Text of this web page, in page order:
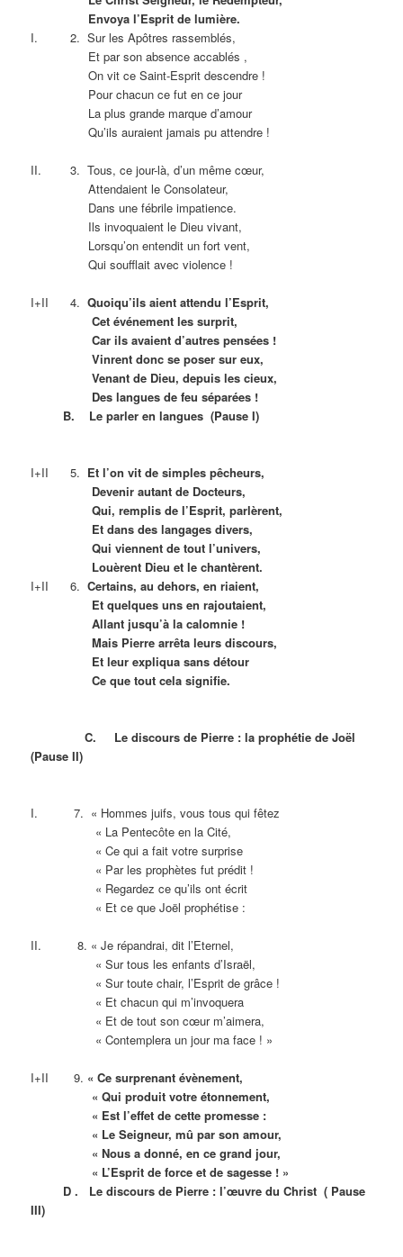
Envoya l’Esprit de lumière.
I. 2. Sur les Apôtres rassemblés,
Et par son absence accablés ,
On vit ce Saint-Esprit descendre !
Pour chacun ce fut en ce jour
La plus grande marque d’amour
Qu’ils auraient jamais pu attendre !
II. 3. Tous, ce jour-là, d’un même cœur,
Attendaient le Consolateur,
Dans une fébrile impatience.
Ils invoquaient le Dieu vivant,
Lorsqu’on entendit un fort vent,
Qui soufflait avec violence !
I+II 4. Quoiqu’ils aient attendu l’Esprit,
Cet événement les surprit,
Car ils avaient d’autres pensées !
Vinrent donc se poser sur eux,
Venant de Dieu, depuis les cieux,
Des langues de feu séparées !
B. Le parler en langues (Pause I)
I+II 5. Et l’on vit de simples pêcheurs,
Devenir autant de Docteurs,
Qui, remplis de l’Esprit, parlèrent,
Et dans des langages divers,
Qui viennent de tout l’univers,
Louèrent Dieu et le chantèrent.
I+II 6. Certains, au dehors, en riaient,
Et quelques uns en rajoutaient,
Allant jusqu’à la calomnie !
Mais Pierre arrêta leurs discours,
Et leur expliqua sans détour
Ce que tout cela signifie.
C. Le discours de Pierre : la prophétie de Joël
(Pause II)
I. 7. « Hommes juifs, vous tous qui fêtez
« La Pentecôte en la Cité,
« Ce qui a fait votre surprise
« Par les prophètes fut prédit !
« Regardez ce qu’ils ont écrit
« Et ce que Joël prophétise :
II. 8. « Je répandrai, dit l’Eternel,
« Sur tous les enfants d’Israël,
« Sur toute chair, l’Esprit de grâce !
« Et chacun qui m’invoquera
« Et de tout son cœur m’aimera,
« Contemplera un jour ma face ! »
I+II 9. « Ce surprenant évènement,
« Qui produit votre étonnement,
« Est l’effet de cette promesse :
« Le Seigneur, mû par son amour,
« Nous a donné, en ce grand jour,
« L’Esprit de force et de sagesse ! »
D . Le discours de Pierre : l’œuvre du Christ ( Pause
III)